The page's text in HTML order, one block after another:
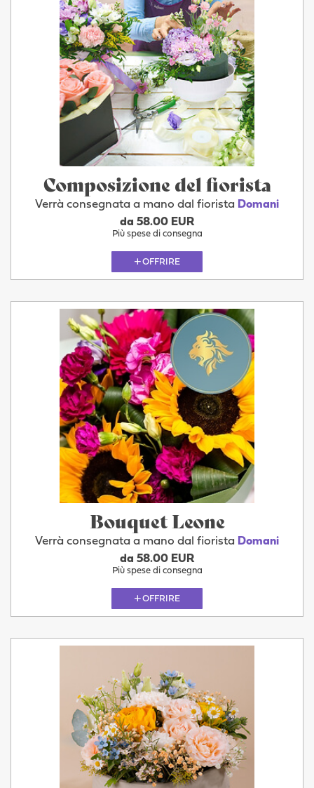
Composizione del fiorista
Verrà consegnata a mano dal fiorista Domani
da 58.00 EUR
Più spese di consegna
OFFRIRE
Bouquet Leone
Verrà consegnata a mano dal fiorista Domani
da 58.00 EUR
Più spese di consegna
OFFRIRE